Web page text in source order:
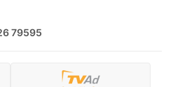
79595